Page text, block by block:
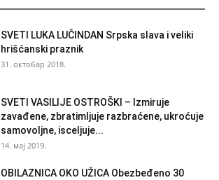
SVETI LUKA LUČINDAN Srpska slava i veliki
hrišćanski praznik
31. октобар 2018.
SVETI VASILIJE OSTROŠKI – Izmiruje
zavađene, zbratimljuje razbraćene, ukroćuje
samovoljne, isceljuje...
14. мај 2019.
OBILAZNICA OKO UŽICA Obezbeđeno 30